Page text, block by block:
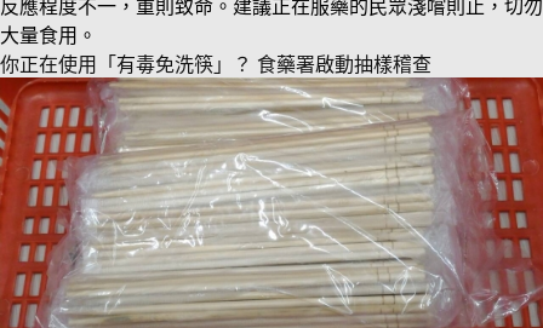
反應程度不一，重則致命。建議正在服藥的民眾淺嚐則止，切勿
大量食用。
你正在使用「有毒免洗筷」？ 食藥署啟動抽樣稽查